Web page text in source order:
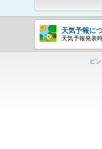
天気予報に
天気予報発表
ピ